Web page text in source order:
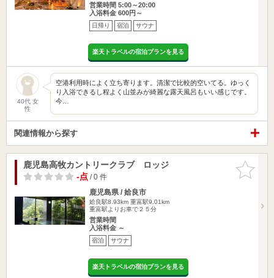
営業時間 5:00～20:00
入浴料金 600円～
日帰り 宿泊 サウナ
楽天トラベルの宿泊プランを見る
40代 女
性
空港利用時によく立ち寄ります。清潔で比較的空いてる。ゆっく
り入浴できるし程よく山並みが綺麗な露天風呂もいい感じです。
今…
関連情報から探す
お気に入
りに追加
鹿児島高牧カントリークラブ ロッジ
-点/ 0 件
鹿児島県 / 姶良市
姶良駅8.93km 重富駅9.01km
重富駅よりお車で２５分
営業時間
入浴料金 ～
宿泊 サウナ
楽天トラベルの宿泊プランを見る